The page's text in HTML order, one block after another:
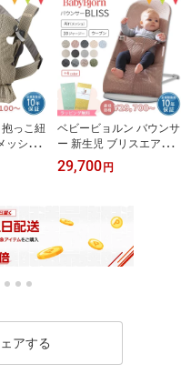
っこ紐
ッシュ)
ジー
品10年
ト RS
ベビービョルン バウンサ
ー 新生児 ブリスエアー
BlissAir バランスソフト
エアー メッシュ コット
ーブリス バウンサーBlis
s バランスソフト バウン
サーベビービョルン 出産
祝い ギフト のし
29,700円
アする